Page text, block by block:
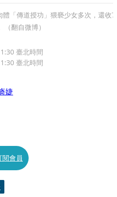
「傳道授功」猥褻少女多次，還收
（翻自微博）
臺北時間
臺北時間
婕
閱會員